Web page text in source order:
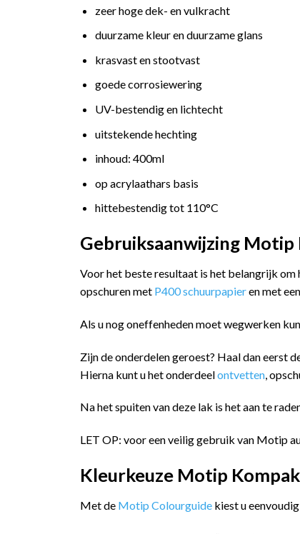
zeer hoge dek- en vulkracht
duurzame kleur en duurzame glans
krasvast en stootvast
goede corrosiewering
UV-bestendig en lichtecht
uitstekende hechting
inhoud: 400ml
op acrylaathars basis
hittebestendig tot 110°C
Gebruiksaanwijzing
Voor het beste resultaat is het belangrijk
opschuren met P400 schuurpapieren met een
Als u nog oneffenheden moet wegwerken
Zijn de onderdelen geroest? Haal dan eerst
Hierna kunt u het onderdeelontvetten ,
Na het spuiten van deze lak is het aan te
LET OP: voor een veilig gebruik van Motip
Kleurkeuze Motip
Met de Motip Colourguide kiest u